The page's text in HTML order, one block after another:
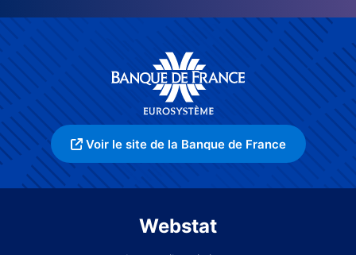
Voir le site de la Banque de France
Webstat